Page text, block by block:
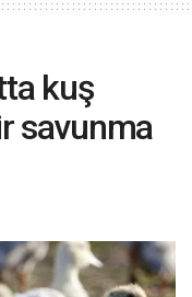
kuş
savunma